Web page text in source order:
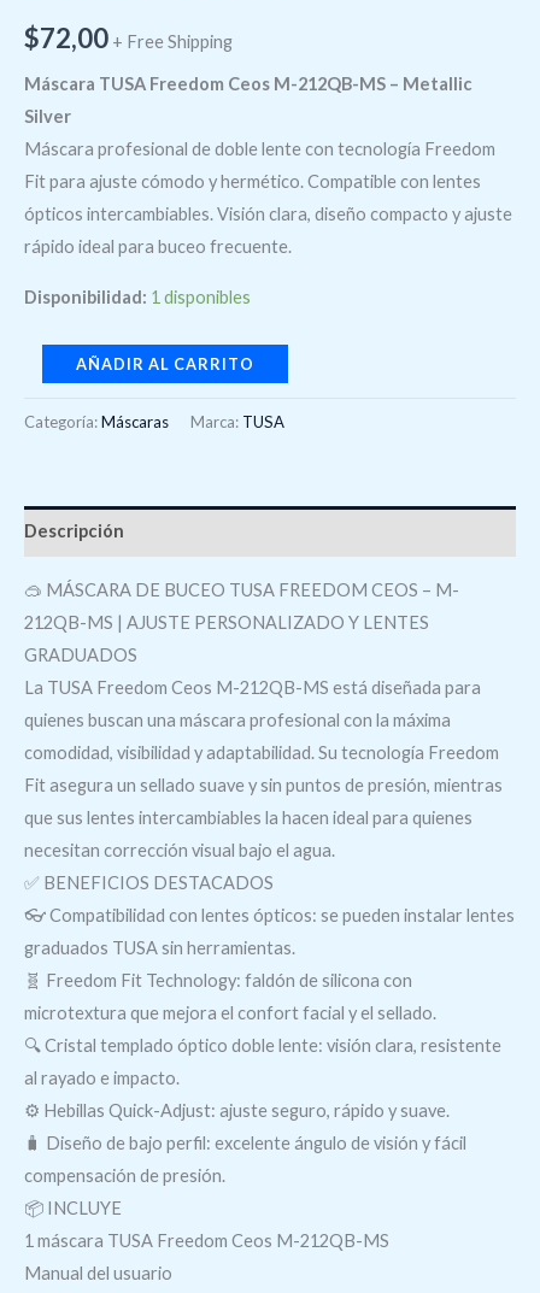
$72,00 + Free Shipping
Máscara TUSA Freedom Ceos M-212QB-MS – Metallic
Silver
Máscara profesional de doble lente con tecnología Freedom
Fit para ajuste cómodo y hermético. Compatible con lentes
ópticos intercambiables. Visión clara, diseño compacto y ajuste
rápido ideal para buceo frecuente.
Disponibilidad: 1 disponibles
AÑADIR AL CARRITO
Categoría:Máscaras Marca: TUSA
Descripción
🥽 MÁSCARA DE BUCEO TUSA FREEDOM CEOS – M-
212QB-MS | AJUSTE PERSONALIZADO Y LENTES
GRADUADOS
La TUSA Freedom Ceos M-212QB-MS está diseñada para
quienes buscan una máscara profesional con la máxima
comodidad, visibilidad y adaptabilidad. Su tecnología Freedom
Fit asegura un sellado suave y sin puntos de presión, mientras
que sus lentes intercambiables la hacen ideal para quienes
necesitan corrección visual bajo el agua.
✅ BENEFICIOS DESTACADOS
👓 Compatibilidad con lentes ópticos: se pueden instalar lentes
graduados TUSA sin herramientas.
🧬 Freedom Fit Technology: faldón de silicona con
microtextura que mejora el confort facial y el sellado.
🔍 Cristal templado óptico doble lente: visión clara, resistente
al rayado e impacto.
⚙️ Hebillas Quick-Adjust: ajuste seguro, rápido y suave.
🧳 Diseño de bajo perfil: excelente ángulo de visión y fácil
compensación de presión.
📦 INCLUYE
1 máscara TUSA Freedom Ceos M-212QB-MS
Manual del usuario